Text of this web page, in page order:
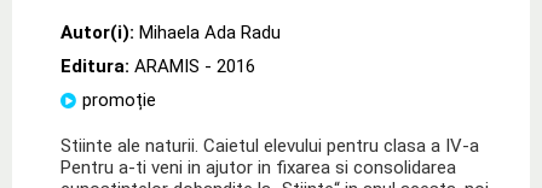
Autor(i): Mihaela Ada Radu
Editura: ARAMIS - 2016
promoție
Stiinte ale naturii. Caietul elevului pentru clasa a IV-a
Pentru a-ti veni in ajutor in fixarea si consolidarea